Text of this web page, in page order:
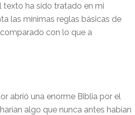
texto ha sido tratado en mi
las mínimas reglas básicas de
comparado con lo que a
abrió una enorme Biblia por el
algo que nunca antes habían